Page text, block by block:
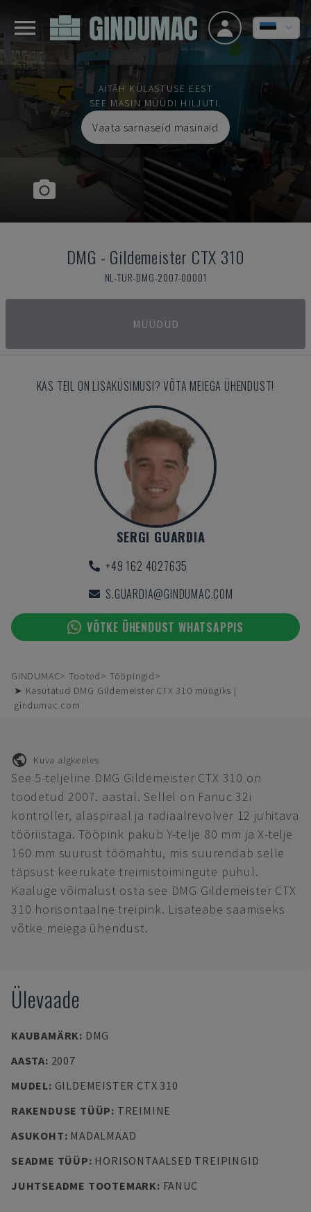
AITÄH KÜLASTUSE EEST
SEE MASIN MÜÜDI HILJUTI.
Vaata sarnaseid masinaid
DMG - Gildemeister CTX 310
NL-TUR-DMG-2007-00001
MÜÜDUD
KAS TEIL ON LISAKÜSIMUSI? VÕTA MEIEGA ÜHENDUST!
SERGI GUARDIA
+49 162 4027635
S.GUARDIA@GINDUMAC.COM
VÕTKE ÜHENDUST WHATSAPPIS
GINDUMAC Tooted
Tööpingid
➤ Kasutatud DMG Gildemeister CTX 310 müügiks |
gindumac.com
Kuva algkeeles
See 5-teljeline DMG Gildemeister CTX 310 on
toodetud 2007. aastal. Sellel on Fanuc 32i
kontroller, alaspiraal ja radiaalrevolver 12 juhitava
tööriistaga. Tööpink pakub Y-telje 80 mm ja X-telje
160 mm suurust töömahtu, mis suurendab selle
täpsust keerukate treimistoimingute puhul.
Kaaluge võimalust osta see DMG Gildemeister CTX
310 horisontaalne treipink. Lisateabe saamiseks
võtke meiega ühendust.
Ülevaade
KAUBAMÄRK: DMG
AASTA: 2007
MUDEL: GILDEMEISTER CTX 310
RAKENDUSE TÜÜP: TREIMINE
ASUKOHT: MADALMAAD
SEADME TÜÜP: HORISONTAALSED TREIPINGID
JUHTSEADME TOOTEMARK: FANUC